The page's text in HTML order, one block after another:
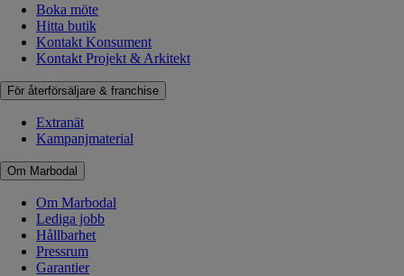
Boka möte
Hitta butik
Kontakt Konsument
Kontakt Projekt & Arkitekt
För återförsäljare & franchise
Extranät
Kampanjmaterial
Om Marbodal
Om Marbodal
Lediga jobb
Hållbarhet
Pressrum
Garantier